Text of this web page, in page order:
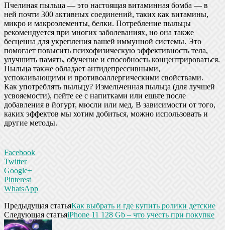
Пчелиная пыльца — это настоящая витаминная бомба — в
ней почти 300 активных соединений, таких как витамины,
микро и макроэлементы, белки. Потребление пыльцы
рекомендуется при многих заболеваниях, но она также
бесценна для укрепления вашей иммунной системы. Это
помогает повысить психофизическую эффективность тела,
улучшить память, обучение и способность концентрироваться.
Пыльца также обладает антидепрессивными,
успокаивающими и противоаллергическими свойствами.
Как употреблять пыльцу? Измельченная пыльца (для лучшей
усвояемости), пейте ее с напитками или ешьте после
добавления в йогурт, мюсли или мед. В зависимости от того,
каких эффектов мы хотим добиться, можно использовать и
другие методы.
Facebook
Twitter
Google+
Pinterest
WhatsApp
Предыдущая статьяКак выбрать и где купить ролики детские
Следующая статьяiPhone 11 128 Gb – что учесть при покупке